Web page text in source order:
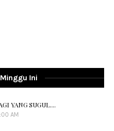
Ini
YANG SUGUL....
AM